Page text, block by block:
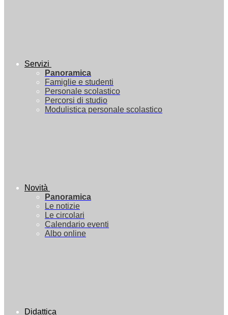
Servizi
Panoramica
Famiglie e studenti
Personale scolastico
Percorsi di studio
Modulistica personale scolastico
Novità
Panoramica
Le notizie
Le circolari
Calendario eventi
Albo online
Didattica